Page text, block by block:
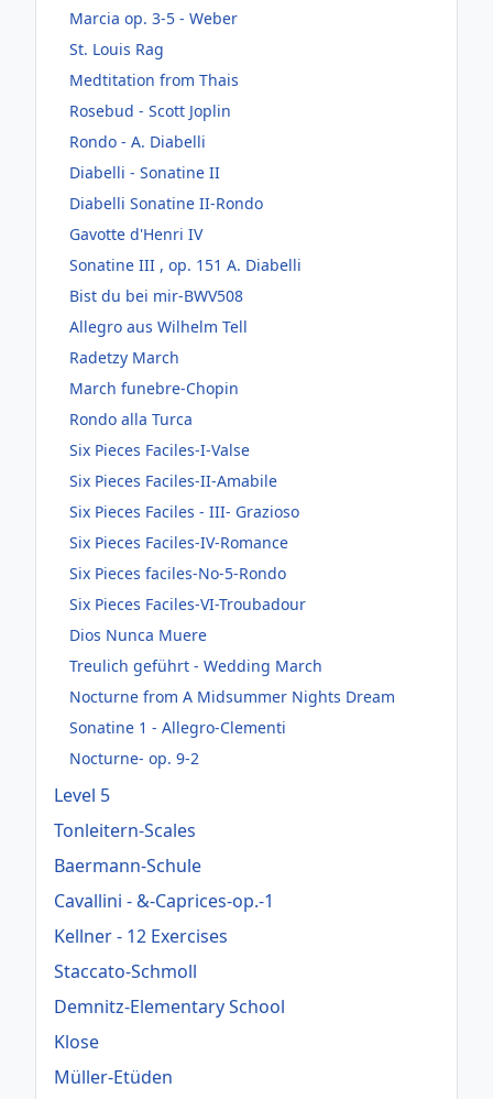
Marcia op. 3-5 - Weber
St. Louis Rag
Medtitation from Thais
Rosebud - Scott Joplin
Rondo - A. Diabelli
Diabelli - Sonatine II
Diabelli Sonatine II-Rondo
Gavotte d'Henri IV
Sonatine III , op. 151 A. Diabelli
Bist du bei mir-BWV508
Allegro aus Wilhelm Tell
Radetzy March
March funebre-Chopin
Rondo alla Turca
Six Pieces Faciles-I-Valse
Six Pieces Faciles-II-Amabile
Six Pieces Faciles - III- Grazioso
Six Pieces Faciles-IV-Romance
Six Pieces faciles-No-5-Rondo
Six Pieces Faciles-VI-Troubadour
Dios Nunca Muere
Treulich geführt - Wedding March
Nocturne from A Midsummer Nights Dream
Sonatine 1 - Allegro-Clementi
Nocturne- op. 9-2
Level 5
Tonleitern-Scales
Baermann-Schule
Cavallini - &-Caprices-op.-1
Kellner - 12 Exercises
Staccato-Schmoll
Demnitz-Elementary School
Klose
Müller-Etüden